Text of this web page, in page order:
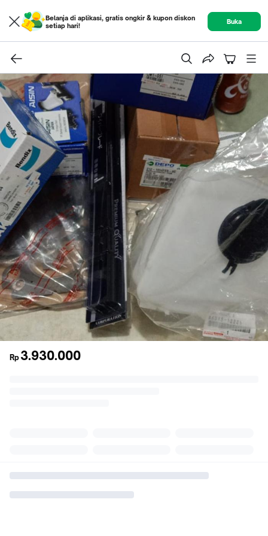
Belanja di aplikasi, gratis ongkir & kupon diskon
setiap hari!
Buka
Rp 3.930.000